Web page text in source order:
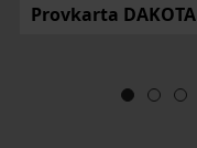
Provkarta DAKOTA